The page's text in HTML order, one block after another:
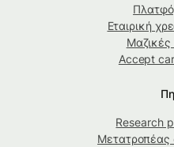
Εταιρική
Accept
Research
Μετατροπέας